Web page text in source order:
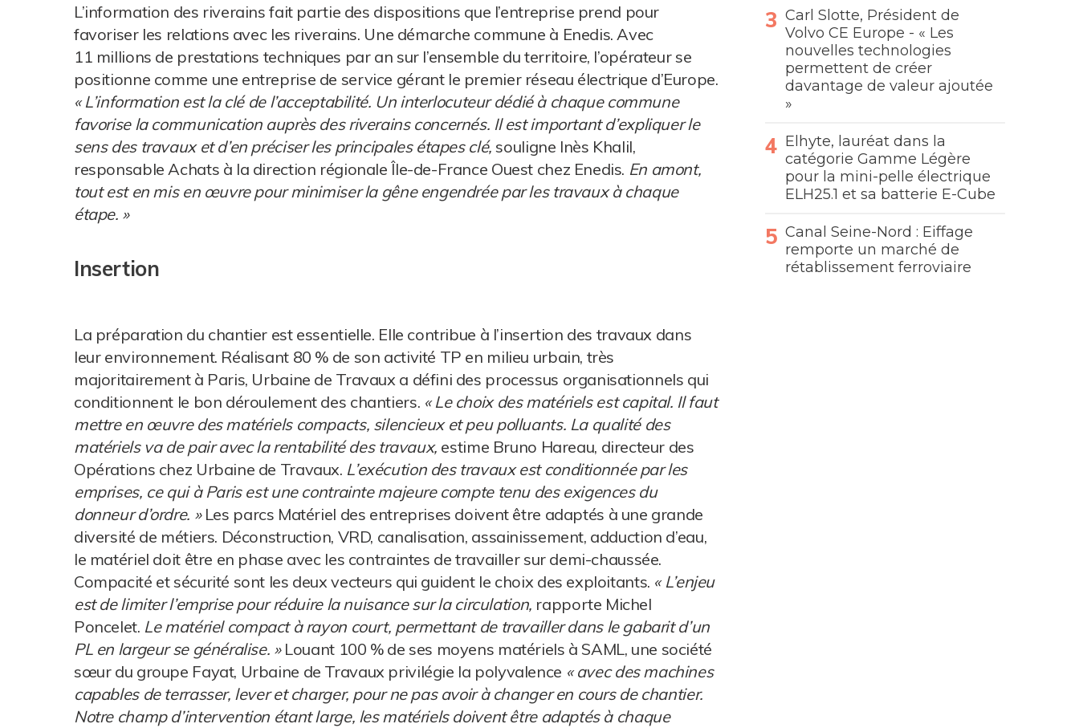
L’information des riverains fait partie des dispositions que l’entreprise prend pour
favoriser les relations avec les riverains. Une démarche commune à Enedis. Avec
11 millions de prestations techniques par an sur l’ensemble du territoire, l’opérateur se
positionne comme une entreprise de service gérant le premier réseau électrique d’Europe.
« L’information est la clé de l’acceptabilité. Un interlocuteur dédié à chaque commune
favorise la communication auprès des riverains concernés. Il est important d’expliquer le
sens des travaux et d’en préciser les principales étapes clé, souligne Inès Khalil,
responsable Achats à la direction régionale Île-de-France Ouest chez Enedis. En amont,
tout est en mis en œuvre pour minimiser la gêne engendrée par les travaux à chaque
étape. »
Insertion
La préparation du chantier est essentielle. Elle contribue à l’insertion des travaux dans
leur environnement. Réalisant 80 % de son activité TP en milieu urbain, très
majoritairement à Paris, Urbaine de Travaux a défini des processus organisationnels qui
conditionnent le bon déroulement des chantiers. « Le choix des matériels est capital. Il faut
mettre en œuvre des matériels compacts, silencieux et peu polluants. La qualité des
matériels va de pair avec la rentabilité des travaux, estime Bruno Hareau, directeur des
Opérations chez Urbaine de Travaux. L’exécution des travaux est conditionnée par les
emprises, ce qui à Paris est une contrainte majeure compte tenu des exigences du
donneur d’ordre. »Les parcs Matériel des entreprises doivent être adaptés à une grande
diversité de métiers. Déconstruction, VRD, canalisation, assainissement, adduction d’eau,
le matériel doit être en phase avec les contraintes de travailler sur demi-chaussée.
Compacité et sécurité sont les deux vecteurs qui guident le choix des exploitants. « L’enjeu
est de limiter l’emprise pour réduire la nuisance sur la circulation, rapporte Michel
Poncelet. Le matériel compact à rayon court, permettant de travailler dans le gabarit d’un
PL en largeur se généralise. » Louant 100 % de ses moyens matériels à SAML, une société
sœur du groupe Fayat, Urbaine de Travaux privilégie la polyvalence « avec des machines
capables de terrasser, lever et charger, pour ne pas avoir à changer en cours de chantier.
Notre champ d’intervention étant large, les matériels doivent être adaptés à chaque
Carl Slotte, Président de
Volvo CE Europe - « Les
nouvelles technologies
permettent de créer
davantage de valeur ajoutée
»
Elhyte, lauréat dans la
catégorie Gamme Légère
pour la mini-pelle électrique
ELH25.1 et sa batterie E-Cube
Canal Seine-Nord : Eiffage
remporte un marché de
rétablissement ferroviaire